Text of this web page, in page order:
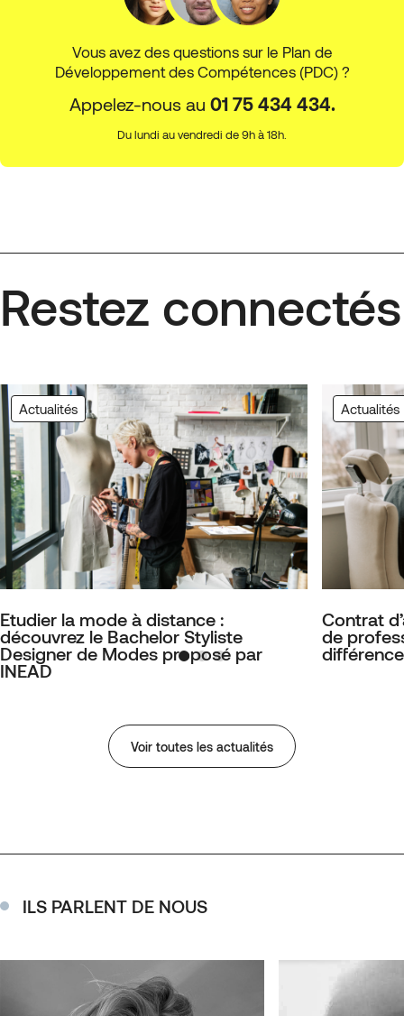
Vous avez des questions sur le Plan de
Développement des Compétences (PDC) ?
Appelez-nous au 01 75 434 434.
Du lundi au vendredi de 9h à 18h.
Restez connectés
Etudier la mode à distance :
découvrez le Bachelor Styliste
Designer de Modes proposé par
INEAD
Actualités
Contrat
de
Actualités
Voir toutes les actualités
ILS PARLENT DE NOUS